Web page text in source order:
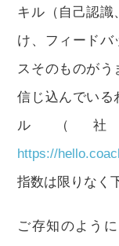
キル（自己認識
け、フィードバ
スそのものがう
信じ込んでいる
ル（
https://
指数は限りなく
ご存知のよう